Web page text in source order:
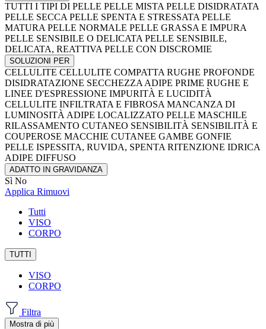
TUTTI I TIPI DI PELLE PELLE MISTA PELLE DISIDRATATA
PELLE SECCA PELLE SPENTA E STRESSATA PELLE
MATURA PELLE NORMALE PELLE GRASSA E IMPURA
PELLE SENSIBILE O DELICATA PELLE SENSIBILE,
DELICATA, REATTIVA PELLE CON DISCROMIE
SOLUZIONI PER
CELLULITE CELLULITE COMPATTA RUGHE PROFONDE
DISIDRATAZIONE SECCHEZZA ADIPE PRIME RUGHE E
LINEE D'ESPRESSIONE IMPURITÀ E LUCIDITÀ
CELLULITE INFILTRATA E FIBROSA MANCANZA DI
LUMINOSITÀ ADIPE LOCALIZZATO PELLE MASCHILE
RILASSAMENTO CUTANEO SENSIBILITÀ SENSIBILITÀ E
COUPEROSE MACCHIE CUTANEE GAMBE GONFIE
PELLE ISPESSITA, RUVIDA, SPENTA RITENZIONE IDRICA
ADIPE DIFFUSO
ADATTO IN GRAVIDANZA
Sì No
Applica Rimuovi
Tutti
VISO
CORPO
TUTTI
VISO
CORPO
Filtra
Mostra di più